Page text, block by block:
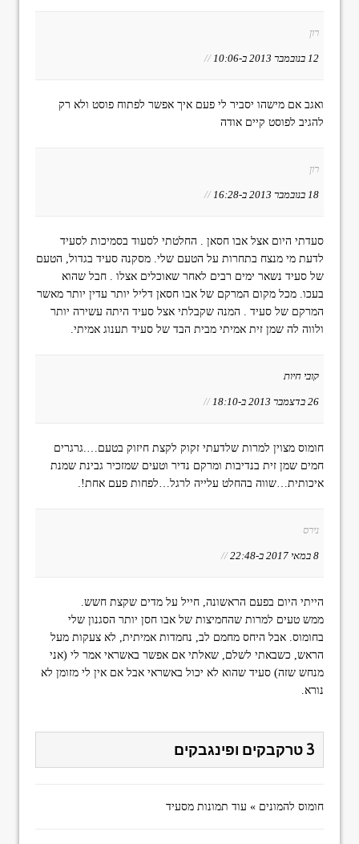
רון
12 בנובמבר 2013 ב-10:06 //
ואגב אם מישהו יסביר לי פעם איך אפשר לפתוח פוסט ולא רק
להגיב לפוסט קיים אודה
רון
18 בנובמבר 2013 ב-16:28 //
סעדתי היום אצל אבו חסאן . החלטתי לסעוד בסמיכות לסעיד
לדעת מי מנצח בתחרות על הטעם שלי. מסקנה סעיד בגדול, הטעם
של סעיד נשאר ימים רבים לאחר שאוכלים אצלו . חבל שהוא
בעכו. מכל מקום המרקם של אבו חסאן דליל יותר עדין יותר מאשר
המרקם של סעיד . המנה שקבלתי אצל סעיד היתה עשירה יותר
ולווה לה שמן זית אמיתי מבית הבד של סעיד תענוג אמיתי.
קובי חיות
26 בדצמבר 2013 ב-18:10 //
חומוס מצוין למרות שלדעתי זקוק לקצת חיזוק בטעם….גרגרים
חמים שמן זית בנדיבות ומרקם נדיר וטעים שמזכיר גבינת שמנת
איכותית…שווה בהחלט עלייה לרגל…לפחות פעם אחת!.
נירס
8 במאי 2017 ב-22:48 //
הייתי היום בפעם הראשונה, חייל על מדים שקצת חשש.
ממש טעים למרות שהחמיצות של אבו חסן יותר הסגנון שלי
בחומוס. אבל היחס מחמם לב, נחמדות אמיתית, לא צעקות מעל
הראש, כשבאתי לשלם, שאלתי אם אפשר באשראי אמר לי (אני
מנחש שזה) סעיד שהוא לא יכול באשראי אבל אם אין לי מזומן לא
נורא.
3 טרקבקים ופינגבקים
חומוס להמונים » עוד תמונות מסעיד